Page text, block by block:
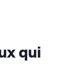
qui